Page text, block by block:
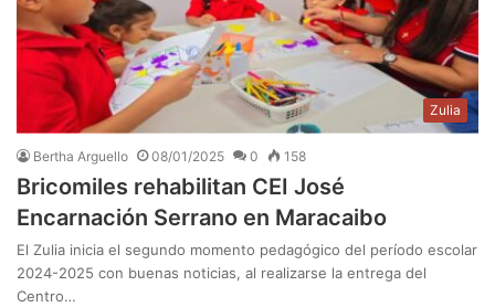
Zulia
Bertha Arguello 08/01/2025 0 158
Bricomiles rehabilitan CEI José
Encarnación Serrano en Maracaibo
El Zulia inicia el segundo momento pedagógico del período escolar
2024-2025 con buenas noticias, al realizarse la entrega del
Centro…